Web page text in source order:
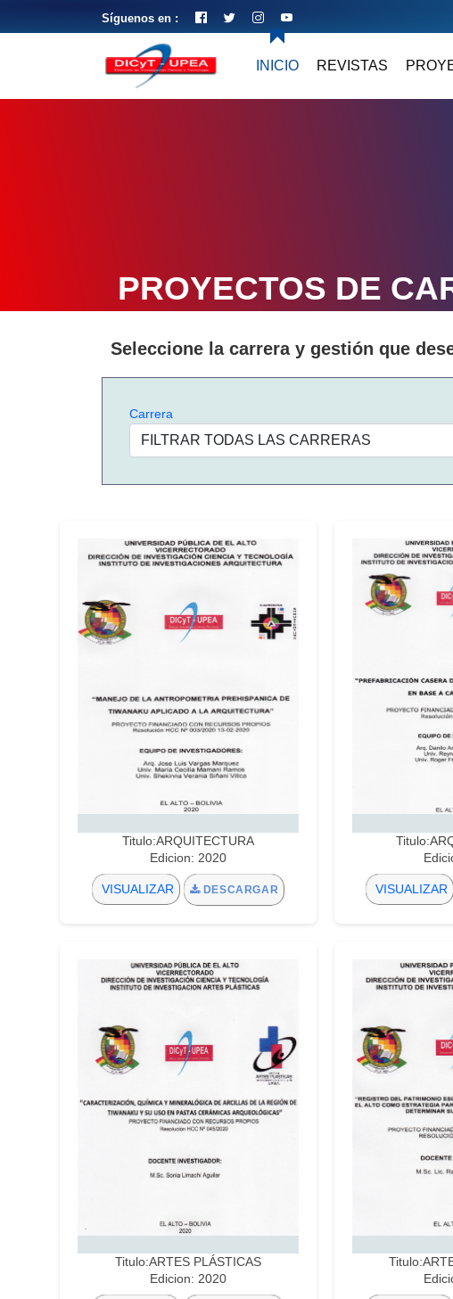
Síguenos en :
INICIO REVISTAS
PROYECTOS DE
Seleccione la carrera y gestión que
Carrera
Titulo:ARQUITECTURA
Edicion: 2020
VISUALIZAR DESCARGAR VISUALIZAR
Titulo:ARTES PLÁSTICAS
Edicion: 2020